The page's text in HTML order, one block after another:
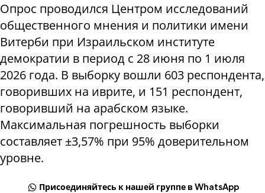
Опрос проводился Центром исследований
общественного мнения и политики имени
Витерби при Израильском институте
демократии в период с 28 июня по 1 июля
2026 года. В выборку вошли 603 респондента,
говоривших на иврите, и 151 респондент,
говоривший на арабском языке.
Максимальная погрешность выборки
составляет ±3,57% при 95% доверительном
уровне.
Присоединяйтесь к нашей группе в WhatsApp